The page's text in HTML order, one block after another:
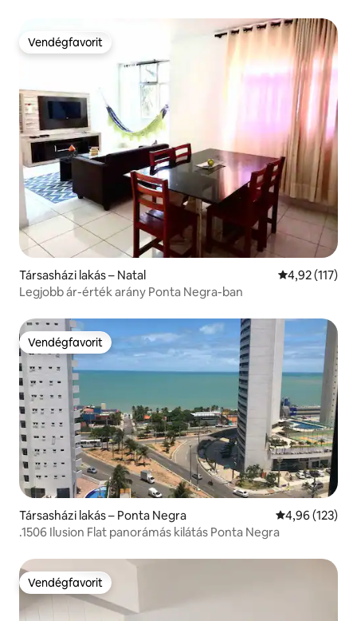
Vendégfavorit
Vendégfavorit
Társasházi lakás – Natal Átlagos
4,92 (117)
Legjobb ár-érték arány Ponta Negra-ban
Vendégfavorit
Vendégfavorit
Társasházi lakás – Ponta Negra Átlagos
4,96 (123)
.1506 Ilusion Flat panorámás kilátás Ponta Negra
Vendégfavorit
Vendégfavorit